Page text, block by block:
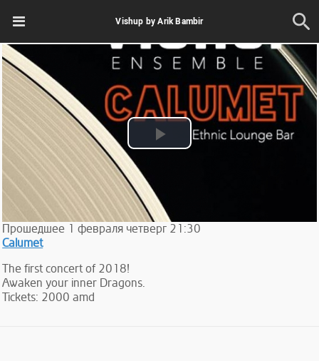
Vishup by Arik Bambir
Play
Video
Прошедшее 1 февраля четверг 21:30
Calumet
The first concert of 2018!
Awaken your inner Dragons.
Tickets: 2000 amd